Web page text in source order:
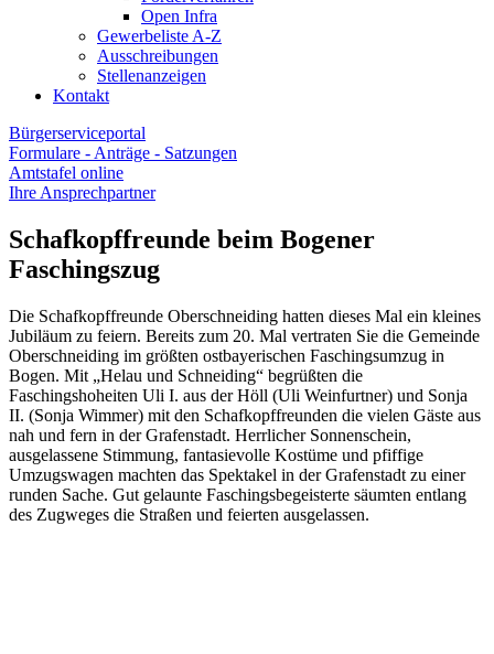
Open Infra
Gewerbeliste A-Z
Ausschreibungen
Stellenanzeigen
Kontakt
Bürgerserviceportal
Formulare - Anträge - Satzungen
Amtstafel online
Ihre Ansprechpartner
Schafkopffreunde beim Bogener
Faschingszug
Die Schafkopffreunde Oberschneiding hatten dieses Mal ein kleines
Jubiläum zu feiern. Bereits zum 20. Mal vertraten Sie die Gemeinde
Oberschneiding im größten ostbayerischen Faschingsumzug in
Bogen. Mit „Helau und Schneiding“ begrüßten die
Faschingshoheiten Uli I. aus der Höll (Uli Weinfurtner) und Sonja
II. (Sonja Wimmer) mit den Schafkopffreunden die vielen Gäste aus
nah und fern in der Grafenstadt. Herrlicher Sonnenschein,
ausgelassene Stimmung, fantasievolle Kostüme und pfiffige
Umzugswagen machten das Spektakel in der Grafenstadt zu einer
runden Sache. Gut gelaunte Faschingsbegeisterte säumten entlang
des Zugweges die Straßen und feierten ausgelassen.